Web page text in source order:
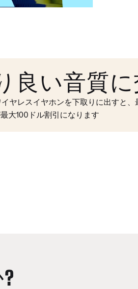
良い音質
イヤレスイヤホンを下取りに出すと
大100ドル割引になります